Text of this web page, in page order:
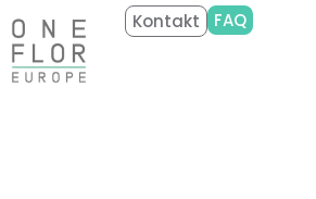
Kontakt FAQ